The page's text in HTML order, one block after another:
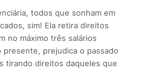
todos que sonham em
sim! Ela retira direitos
no máximo três salários
presente, prejudica o passado
tirando direitos daqueles que